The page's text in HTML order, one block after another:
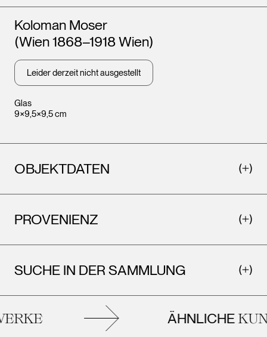
Glas
9×9,5×9,5 cm
Künstler*innen
Koloman Moser
(Wien 1868–1918 Wien)
Leider derzeit nicht ausgestellt
OBJEKTDATEN
PROVENIENZ
SUCHE IN DER SAMMLUNG
ÄHNLICHE